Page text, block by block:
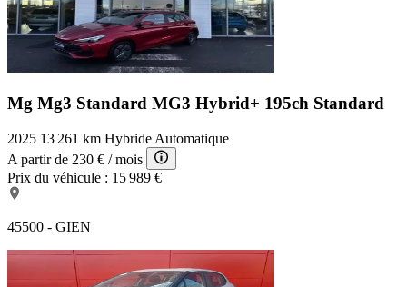
Mg Mg3 Standard MG3 Hybrid+ 195ch Standard
2025 13 261 km Hybride Automatique
A partir de 230 € / mois
Prix du véhicule : 15 989 €
45500 - GIEN